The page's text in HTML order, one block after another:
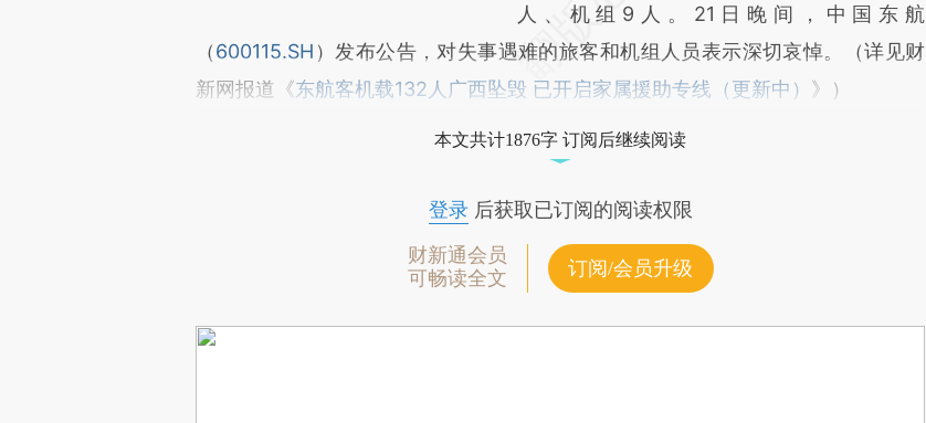
人、机组9人。21日晚间，中国东航
（600115.SH ）发布公告，对失事遇难的旅客和机组人员表示深切哀悼。（详见财
新网报道《东航客机载132人广西坠毁 已开启家属援助专线（更新中） 》）
本文共计1876字 订阅后继续阅读
登录后获取已订阅的阅读权限
财新通会员
可畅读全文
订阅/会员升级